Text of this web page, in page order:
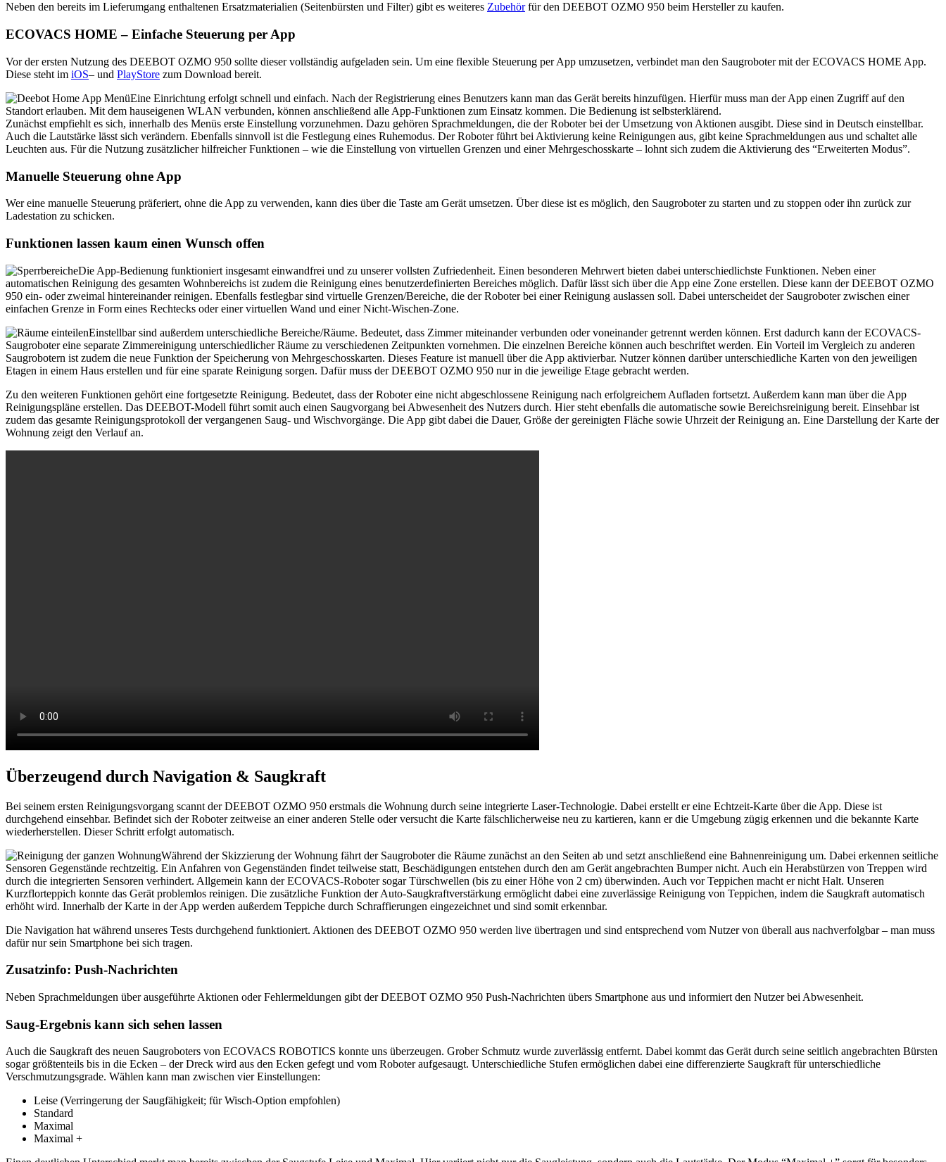
Neben den bereits im Lieferumgang enthaltenen Ersatzmaterialien (Seitenbürsten und Filter) gibt es weiteres Zubehörfür den DEEBOT OZMO 950 beim Hersteller zu kaufen.
ECOVACS HOME – Einfache Steuerung per App
Vor der ersten Nutzung des DEEBOT OZMO 950 sollte dieser vollständig aufgeladen sein. Um eine flexible Steuerung per App umzusetzen, verbindet man den Saugroboter mit der ECOVACS HOME App.
Diese steht im iOS– und PlayStore zum Download bereit.
Eine Einrichtung erfolgt schnell und einfach. Nach der Registrierung eines Benutzers kann man das Gerät bereits hinzufügen. Hierfür muss man der App einen Zugriff auf den
Standort erlauben. Mit dem hauseigenen WLAN verbunden, können anschließend alle App-Funktionen zum Einsatz kommen. Die Bedienung ist selbsterklärend.
Zunächst empfiehlt es sich, innerhalb des Menüs erste Einstellung vorzunehmen. Dazu gehören Sprachmeldungen, die der Roboter bei der Umsetzung von Aktionen ausgibt. Diese sind in Deutsch einstellbar.
Auch die Lautstärke lässt sich verändern. Ebenfalls sinnvoll ist die Festlegung eines Ruhemodus. Der Roboter führt bei Aktivierung keine Reinigungen aus, gibt keine Sprachmeldungen aus und schaltet alle
Leuchten aus. Für die Nutzung zusätzlicher hilfreicher Funktionen – wie die Einstellung von virtuellen Grenzen und einer Mehrgeschosskarte – lohnt sich zudem die Aktivierung des “Erweiterten Modus”.
Manuelle Steuerung ohne App
Wer eine manuelle Steuerung präferiert, ohne die App zu verwenden, kann dies über die Taste am Gerät umsetzen. Über diese ist es möglich, den Saugroboter zu starten und zu stoppen oder ihn zurück zur
Ladestation zu schicken.
Funktionen lassen kaum einen Wunsch offen
Die App-Bedienung funktioniert insgesamt einwandfrei und zu unserer vollsten Zufriedenheit. Einen besonderen Mehrwert bieten dabei unterschiedlichste Funktionen. Neben einer
automatischen Reinigung des gesamten Wohnbereichs ist zudem die Reinigung eines benutzerdefinierten Bereiches möglich. Dafür lässt sich über die App eine Zone erstellen. Diese kann der DEEBOT OZMO
950 ein- oder zweimal hintereinander reinigen. Ebenfalls festlegbar sind virtuelle Grenzen/Bereiche, die der Roboter bei einer Reinigung auslassen soll. Dabei unterscheidet der Saugroboter zwischen einer
einfachen Grenze in Form eines Rechtecks oder einer virtuellen Wand und einer Nicht-Wischen-Zone.
Einstellbar sind außerdem unterschiedliche Bereiche/Räume. Bedeutet, dass Zimmer miteinander verbunden oder voneinander getrennt werden können. Erst dadurch kann der ECOVACS-
Saugroboter eine separate Zimmereinigung unterschiedlicher Räume zu verschiedenen Zeitpunkten vornehmen. Die einzelnen Bereiche können auch beschriftet werden. Ein Vorteil im Vergleich zu anderen
Saugrobotern ist zudem die neue Funktion der Speicherung von Mehrgeschosskarten. Dieses Feature ist manuell über die App aktivierbar. Nutzer können darüber unterschiedliche Karten von den jeweiligen
Etagen in einem Haus erstellen und für eine sparate Reinigung sorgen. Dafür muss der DEEBOT OZMO 950 nur in die jeweilige Etage gebracht werden.
Zu den weiteren Funktionen gehört eine fortgesetzte Reinigung. Bedeutet, dass der Roboter eine nicht abgeschlossene Reinigung nach erfolgreichem Aufladen fortsetzt. Außerdem kann man über die App
Reinigungspläne erstellen. Das DEEBOT-Modell führt somit auch einen Saugvorgang bei Abwesenheit des Nutzers durch. Hier steht ebenfalls die automatische sowie Bereichsreinigung bereit. Einsehbar ist
zudem das gesamte Reinigungsprotokoll der vergangenen Saug- und Wischvorgänge. Die App gibt dabei die Dauer, Größe der gereinigten Fläche sowie Uhrzeit der Reinigung an. Eine Darstellung der Karte der
Wohnung zeigt den Verlauf an.
Überzeugend durch Navigation & Saugkraft
Bei seinem ersten Reinigungsvorgang scannt der DEEBOT OZMO 950 erstmals die Wohnung durch seine integrierte Laser-Technologie. Dabei erstellt er eine Echtzeit-Karte über die App. Diese ist
durchgehend einsehbar. Befindet sich der Roboter zeitweise an einer anderen Stelle oder versucht die Karte fälschlicherweise neu zu kartieren, kann er die Umgebung zügig erkennen und die bekannte Karte
wiederherstellen. Dieser Schritt erfolgt automatisch.
Während der Skizzierung der Wohnung fährt der Saugroboter die Räume zunächst an den Seiten ab und setzt anschließend eine Bahnenreinigung um. Dabei erkennen seitliche
Sensoren Gegenstände rechtzeitig. Ein Anfahren von Gegenständen findet teilweise statt, Beschädigungen entstehen durch den am Gerät angebrachten Bumper nicht. Auch ein Herabstürzen von Treppen wird
durch die integrierten Sensoren verhindert. Allgemein kann der ECOVACS-Roboter sogar Türschwellen (bis zu einer Höhe von 2 cm) überwinden. Auch vor Teppichen macht er nicht Halt. Unseren
Kurzflorteppich konnte das Gerät problemlos reinigen. Die zusätzliche Funktion derAuto-Saugkraftverstärkung ermöglicht dabei eine zuverlässige Reinigung von Teppichen, indem die Saugkraft automatisch
erhöht wird. Innerhalb der Karte in der App werden außerdem Teppiche durch Schraffierungen eingezeichnet und sind somit erkennbar.
Die Navigation hat während unseres Tests durchgehend funktioniert. Aktionen des DEEBOT OZMO 950 werden live übertragen und sind entsprechend vom Nutzer von überall aus nachverfolgbar – man muss
dafür nur sein Smartphone bei sich tragen.
Zusatzinfo: Push-Nachrichten
Neben Sprachmeldungen über ausgeführte Aktionen oder Fehlermeldungen gibt der DEEBOT OZMO 950 Push-Nachrichten übers Smartphone aus und informiert den Nutzer bei Abwesenheit.
Saug-Ergebnis kann sich sehen lassen
Auch die Saugkraft des neuen Saugroboters von ECOVACS ROBOTICS konnte uns überzeugen. Grober Schmutz wurde zuverlässig entfernt. Dabei kommt das Gerät durch seine seitlich angebrachten Bürsten
sogar größtenteils bis in die Ecken – der Dreck wird aus den Ecken gefegt und vom Roboter aufgesaugt. Unterschiedliche Stufen ermöglichen dabei eine differenzierte Saugkraft für unterschiedliche
Verschmutzungsgrade. Wählen kann man zwischen vier Einstellungen:
Leise (Verringerung der Saugfähigkeit; für Wisch-Option empfohlen)
Standard
Maximal
Maximal +